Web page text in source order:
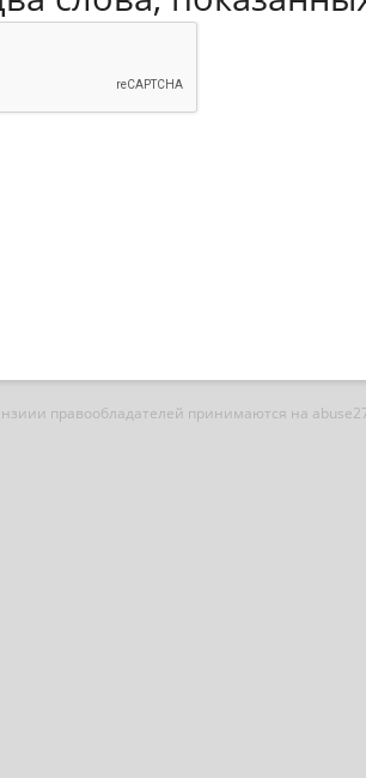
правообладателей принимаются на